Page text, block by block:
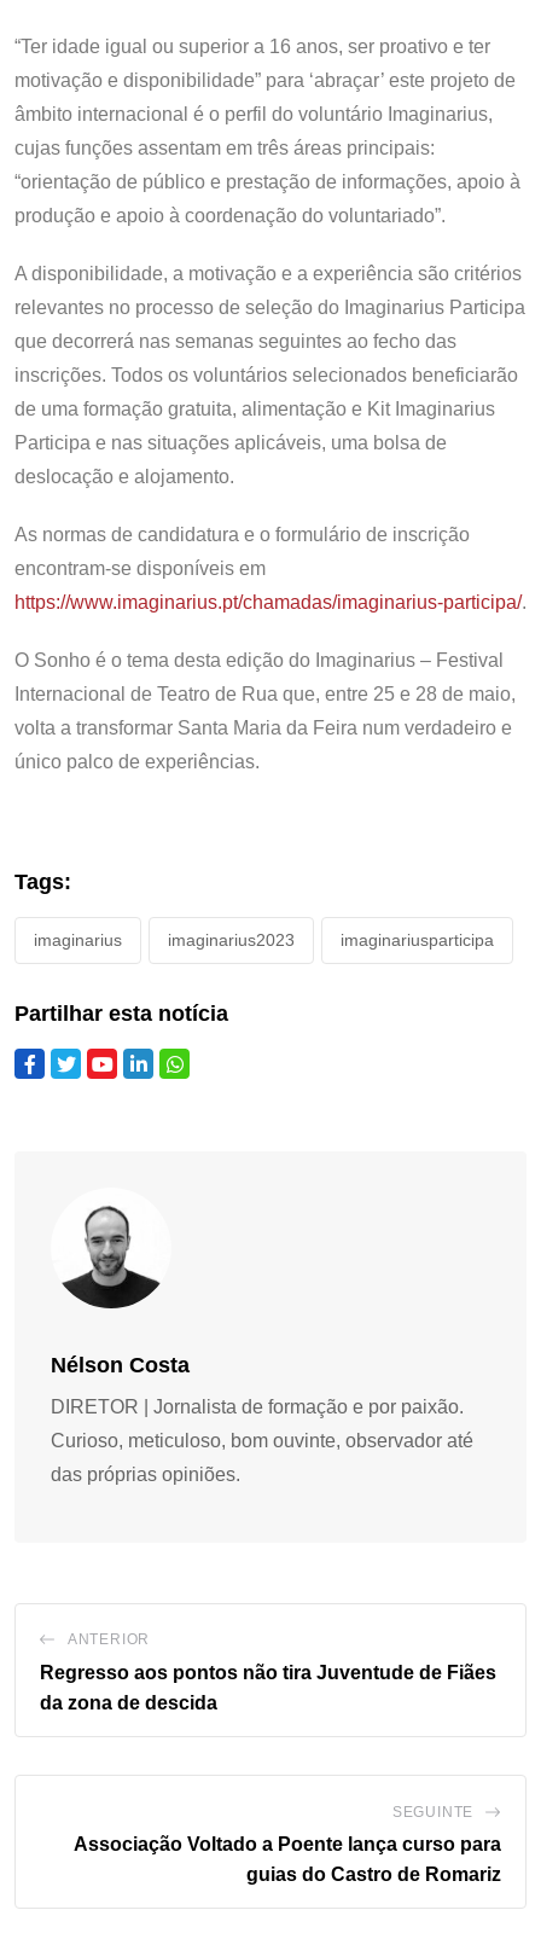
“Ter idade igual ou superior a 16 anos, ser proativo e ter
motivação e disponibilidade” para ‘abraçar’ este projeto de
âmbito internacional é o perfil do voluntário Imaginarius,
cujas funções assentam em três áreas principais:
“orientação de público e prestação de informações, apoio à
produção e apoio à coordenação do voluntariado”.
A disponibilidade, a motivação e a experiência são critérios
relevantes no processo de seleção do Imaginarius Participa
que decorrerá nas semanas seguintes ao fecho das
inscrições. Todos os voluntários selecionados beneficiarão
de uma formação gratuita, alimentação e Kit Imaginarius
Participa e nas situações aplicáveis, uma bolsa de
deslocação e alojamento.
As normas de candidatura e o formulário de inscrição
encontram-se disponíveis em
https://www.imaginarius.pt/chamadas/imaginarius-participa/.
O Sonho é o tema desta edição do Imaginarius – Festival
Internacional de Teatro de Rua que, entre 25 e 28 de maio,
volta a transformar Santa Maria da Feira num verdadeiro e
único palco de experiências.
Tags:
imaginarius imaginarius2023 imaginariusparticipa
Partilhar esta notícia
Nélson Costa
DIRETOR | Jornalista de formação e por paixão.
Curioso, meticuloso, bom ouvinte, observador até
das próprias opiniões.
ANTERIOR
Regresso aos pontos não tira Juventude de Fiães
da zona de descida
SEGUINTE
Associação Voltado a Poente lança curso para
guias do Castro de Romariz